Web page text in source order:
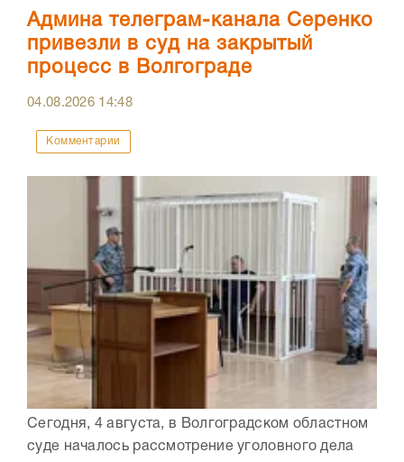
Админа телеграм-канала Серенко
привезли в суд на закрытый
процесс в Волгограде
04.08.2026 14:48
Комментарии
Сегодня, 4 августа, в Волгоградском областном
суде началось рассмотрение уголовного дела